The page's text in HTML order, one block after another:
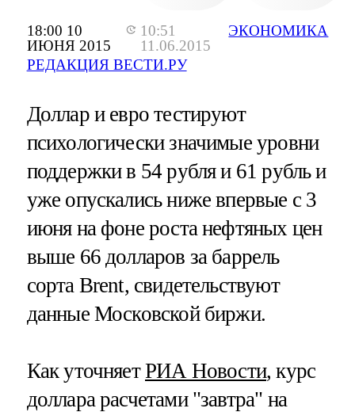
18:00 10
ИЮНЯ 2015
10:51
11.06.2015
РЕДАКЦИЯ ВЕСТИ.РУ
ЭКОНОМИКА
Доллар и евро тестируют
психологически значимые уровни
поддержки в 54 рубля и 61 рубль и
уже опускались ниже впервые с 3
июня на фоне роста нефтяных цен
выше 66 долларов за баррель
сорта Brent, свидетельствуют
данные Московской биржи.
Как уточняетРИА Новости, курс
доллара расчетами "завтра" на